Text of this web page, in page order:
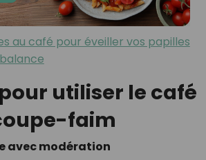
au café pour éveiller vos papilles
utiliser le café
faim
avec modération